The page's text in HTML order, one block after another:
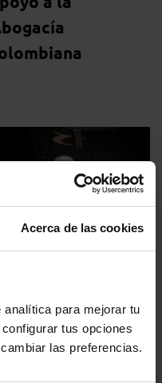
Acerca de las cookies
para mejorar tu
tus opciones
las preferencias.
Carlos Carnicer
Fundación
Premio
Valores Sociales